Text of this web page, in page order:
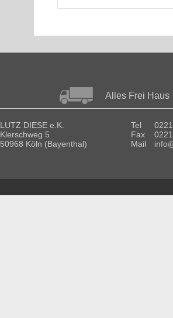
Alles Frei Haus
LUTZ DIESE e.K.
Klerschweg 5
50968 Köln (Bayenthal)
Tel
Fax
Mail